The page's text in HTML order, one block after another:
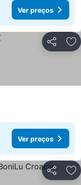
Ver preços
Partilhar
Ver preços
Partilhar